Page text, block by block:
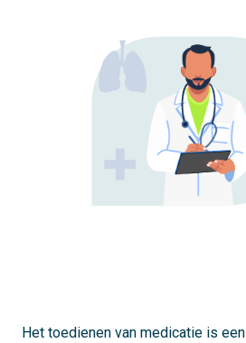
Het toedienen van medicatie is